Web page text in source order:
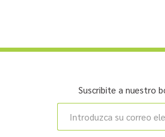
Suscribite a nuestro